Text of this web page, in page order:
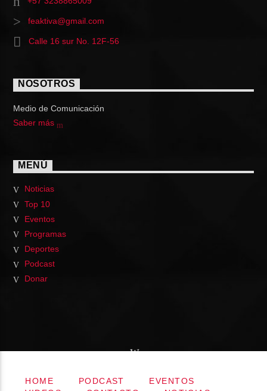
feaktiva@gmail.com
Calle 16 sur No. 12F-56
NOSOTROS
Medio de Comunicación
Saber más
MENÚ
Noticias
Top 10
Eventos
Programas
Deportes
Podcast
Donar
HOME PODCAST
EVENTOS